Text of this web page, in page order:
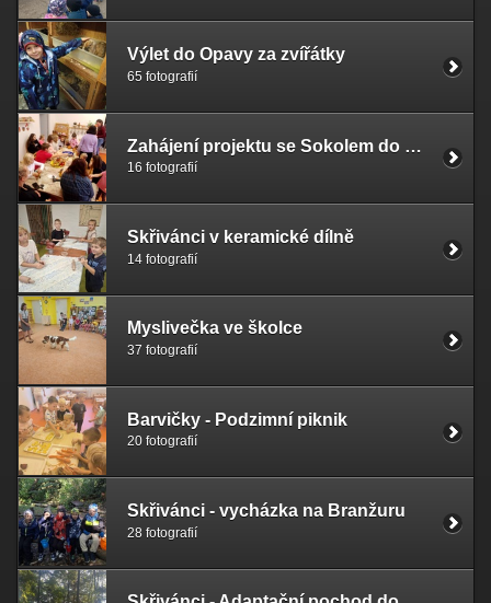
Výlet do Opavy za zvířátky
65 fotografií
Zahájení projektu se Sokolem do přírody
16 fotografií
Skřivánci v keramické dílně
14 fotografií
Myslivečka ve školce
37 fotografií
Barvičky - Podzimní piknik
20 fotografií
Skřivánci - vycházka na Branžuru
28 fotografií